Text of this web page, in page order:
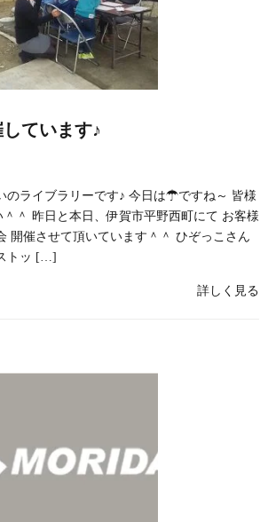
ています♪
のライブラリーです♪ 今日は☂ですね～ 皆様
＾ 昨日と本日、伊賀市平野西町にて お客様
開催させて頂いています＾＾ ひぞっこさん
トッ […]
詳しく見る